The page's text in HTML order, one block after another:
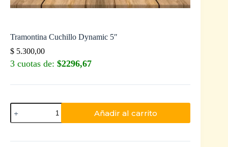
Tramontina Cuchillo Dynamic 5″
$ 5.300,00
3 cuotas de: $2296,67
Añadir al carrito